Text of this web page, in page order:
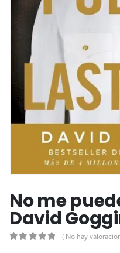
No me
David
( No hay